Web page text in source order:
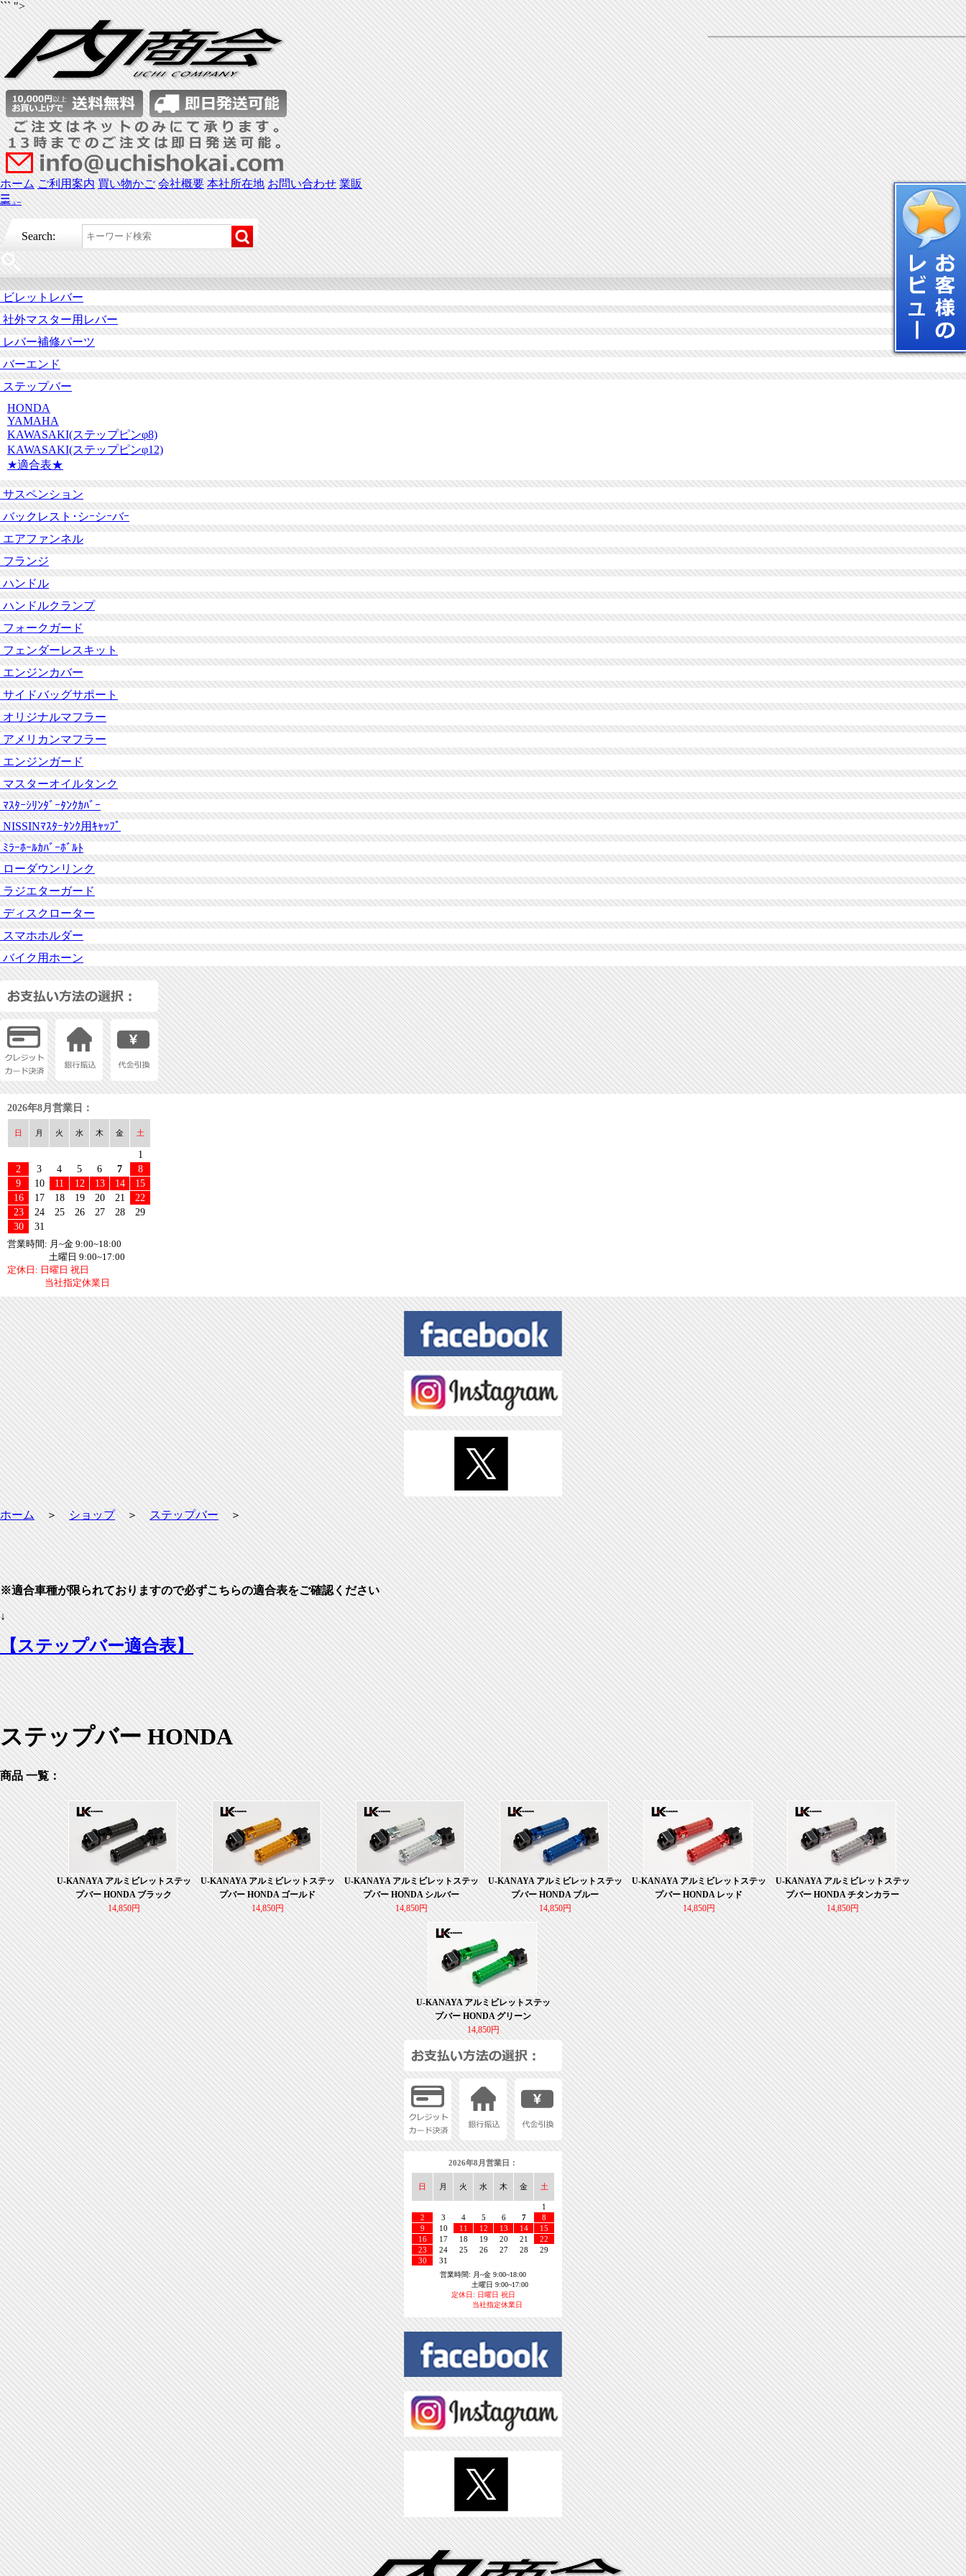
``` ">
ホーム ご利用案内 買い物かご 会社概要 本社所在地 お問い合わせ 業販
☰
メニュー
Search:
ビレットレバー
社外マスター用レバー
レバー補修パーツ
バーエンド
ステップバー
HONDA
YAMAHA
KAWASAKI(ステップピンφ8)
KAWASAKI(ステップピンφ12)
★適合表★
サスペンション
バックレスト･シｰシｰバｰ
エアファンネル
フランジ
ハンドル
ハンドルクランプ
フォークガード
フェンダーレスキット
エンジンカバー
サイドバッグサポート
オリジナルマフラー
アメリカンマフラー
エンジンガード
マスターオイルタンク
ﾏｽﾀｰｼﾘﾝﾀﾞｰﾀﾝｸｶﾊﾞｰ
NISSINﾏｽﾀｰﾀﾝｸ用ｷｬｯﾌﾟ
ﾐﾗｰﾎｰﾙｶﾊﾞｰﾎﾞﾙﾄ
ローダウンリンク
ラジエターガード
ディスクローター
スマホホルダー
バイク用ホーン
2026年8月営業日：
日 月 火 水 木 金 土
1
2
3 4 5 6 7
8
9
10 11 12 13 14
15
16
17 18 19 20 21
22
23
24 25 26 27 28
29
30
31
営業時間: 月~金 9:00~18:00
土曜日 9:00~17:00
定休日: 日曜日 祝日
当社指定休業日
ホーム＞ショップ＞ステップバー＞
※適合車種が限られておりますので必ずこちらの適合表をご確認ください
↓
【ステップバー適合表】
ステップバー HONDA
商品 一覧：
U-KANAYA アルミビレットステッ
プバー HONDA ブラック
14,850円
U-KANAYA アルミビレットステッ
プバー HONDA ゴールド
14,850円
U-KANAYA アルミビレットステッ
プバー HONDA シルバー
14,850円
U-KANAYA アルミビレットステッ
プバー HONDA ブルー
14,850円
U-KANAYA アルミビレットステッ
プバー HONDA レッド
14,850円
U-KANAYA アルミビレットステッ
プバー HONDA チタンカラー
14,850円
U-KANAYA アルミビレットステッ
プバー HONDA グリーン
14,850円
2026年8月営業日：
日 月 火 水 木 金 土
1
2
3 4 5 6 7
8
9
10 11 12 13 14
15
16
17 18 19 20 21
22
23
24 25 26 27 28
29
30
31
営業時間: 月~金 9:00~18:00
土曜日 9:00~17:00
定休日: 日曜日 祝日
当社指定休業日